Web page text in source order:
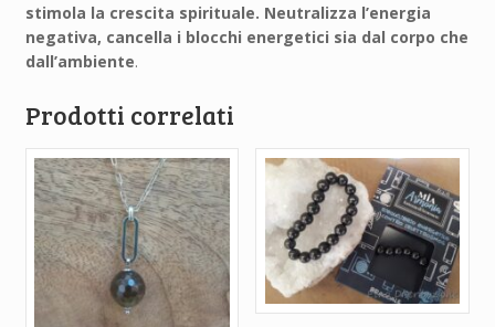
stimola la crescita spirituale. Neutralizza l’energia
negativa, cancella i blocchi energetici sia dal corpo che
dall’ambiente.
Prodotti correlati